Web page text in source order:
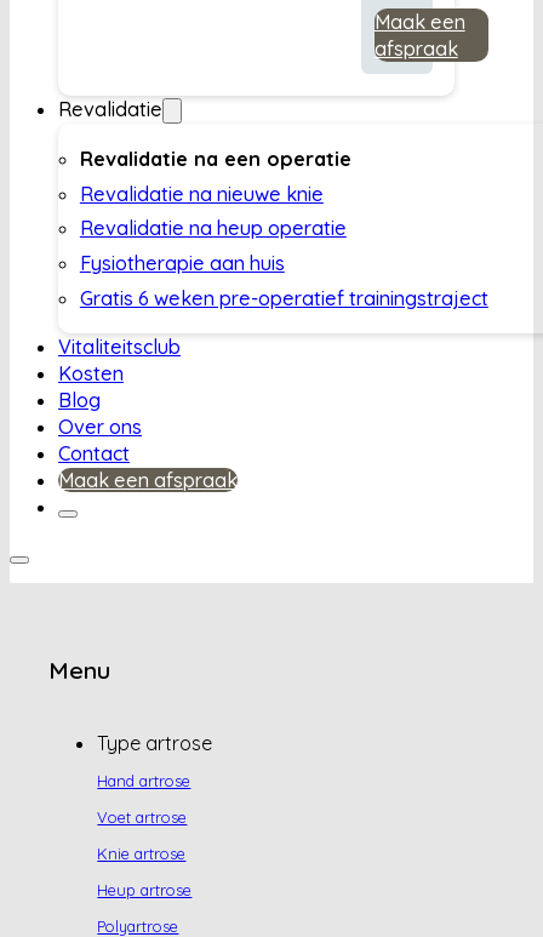
Maak een
afspraak
Revalidatie
Revalidatie na een operatie
Revalidatie na nieuwe knie
Revalidatie na heup operatie
Fysiotherapie aan huis
Gratis 6 weken pre-operatief trainingstraject
Vitaliteitsclub
Kosten
Blog
Over ons
Contact
Maak een afspraak
Menu
Type artrose
Hand artrose
Voet artrose
Knie artrose
Heup artrose
Polyartrose